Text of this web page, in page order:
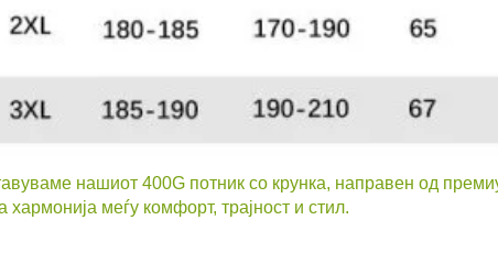
нашиот 400G потник со крунка, направен од
меѓу комфорт, трајност и стил.